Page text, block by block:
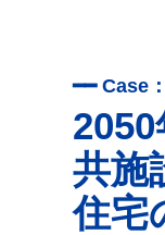
━━ Case
共施
住宅